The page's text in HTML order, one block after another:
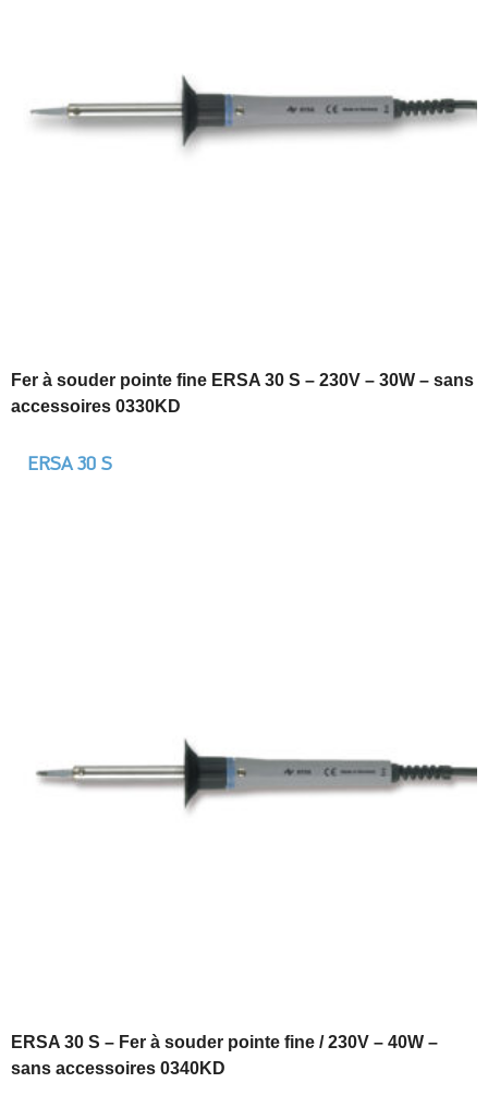
Fer à souder pointe fine ERSA 30 S – 230V – 30W – sans
accessoires 0330KD
ERSA 30 S
ERSA 30 S – Fer à souder pointe fine / 230V – 40W –
sans accessoires 0340KD